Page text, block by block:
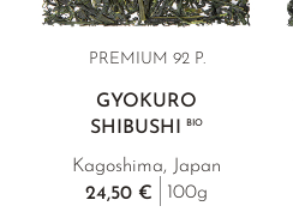
PREMIUM 92 P.
GYOKURO
SHIBUSHIBIO
Kagoshima, Japan
24,50 €
100g